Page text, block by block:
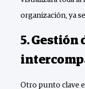
organización, ya
5. Gestión
Otro punto clave